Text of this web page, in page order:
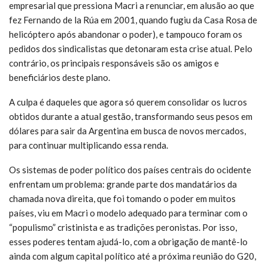
empresarial que pressiona Macri a renunciar, em alusão ao que
fez Fernando de la Rúa em 2001, quando fugiu da Casa Rosa de
helicóptero após abandonar o poder), e tampouco foram os
pedidos dos sindicalistas que detonaram esta crise atual. Pelo
contrário, os principais responsáveis são os amigos e
beneficiários deste plano.
A culpa é daqueles que agora só querem consolidar os lucros
obtidos durante a atual gestão, transformando seus pesos em
dólares para sair da Argentina em busca de novos mercados,
para continuar multiplicando essa renda.
Os sistemas de poder político dos países centrais do ocidente
enfrentam um problema: grande parte dos mandatários da
chamada nova direita, que foi tomando o poder em muitos
países, viu em Macri o modelo adequado para terminar com o
“populismo” cristinista e as tradições peronistas. Por isso,
esses poderes tentam ajudá-lo, com a obrigação de mantê-lo
ainda com algum capital político até a próxima reunião do G20,